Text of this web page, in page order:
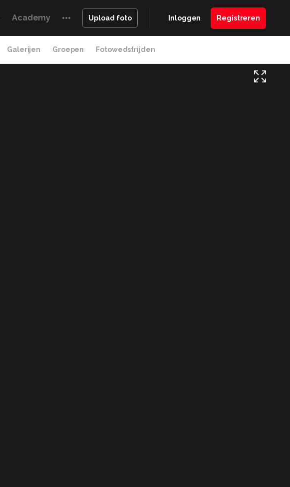
Academy Upload foto Inloggen Registreren
Galerijen Groepen Fotowedstrijden